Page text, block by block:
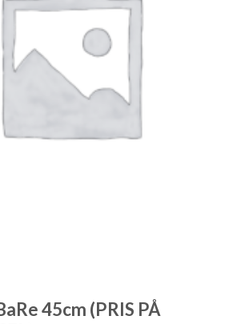
45cm (PRIS PÅ